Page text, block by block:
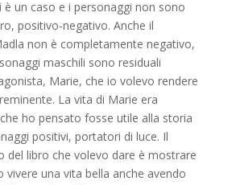
un caso e i personaggi non sono
positivo-negativo. Anche il
non è completamente negativo,
maschili sono residuali
Marie, che io volevo rendere
La vita di Marie era
ho pensato fosse utile alla storia
positivi, portatori di luce. Il
del libro che volevo dare è mostrare
vivere una vita bella anche avendo